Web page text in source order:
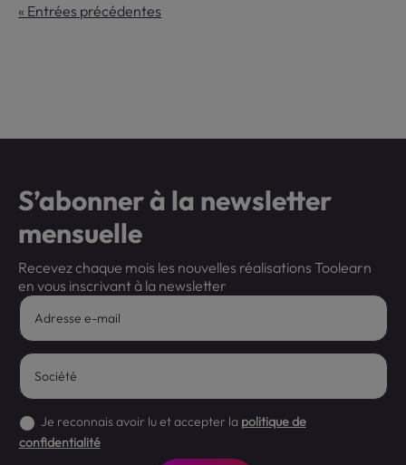
« Entrées précédentes
S’abonner à la newsletter
mensuelle
Recevez chaque mois les nouvelles réalisations Toolearn
en vous inscrivant à la newsletter
Je reconnais avoir lu et accepter la politique de
confidentialité